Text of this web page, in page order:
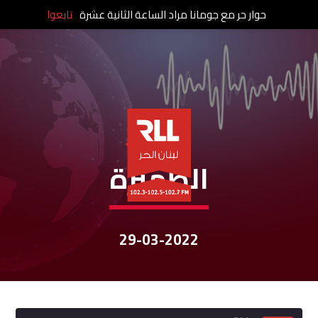
نشرات الأخبار
الظّهيرة
29-03-2022
حوار حر مع جومانا مراد الساعة الثانية عشرة تابعوا